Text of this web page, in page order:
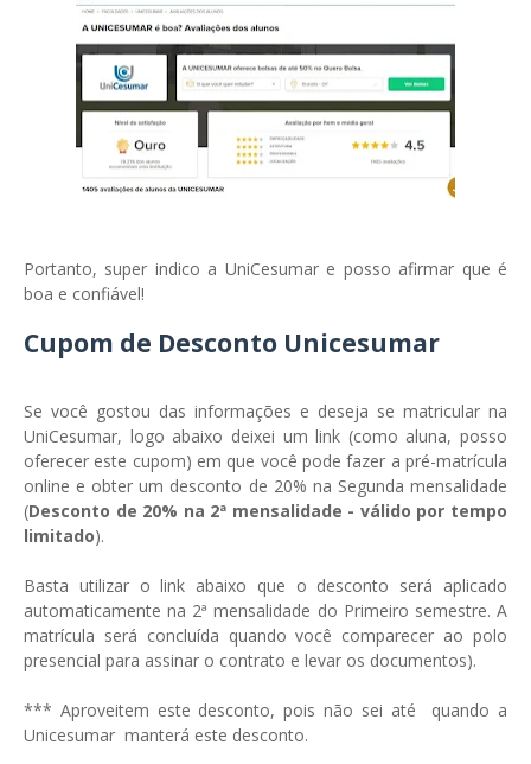
Portanto, super indico a UniCesumar e posso afirmar que é
boa e confiável!
Cupom de Desconto Unicesumar
Se você gostou das informações e deseja se matricular na
UniCesumar, logo abaixo deixei um link (como aluna, posso
oferecer este cupom) em que você pode fazer a pré-matrícula
online e obter um desconto de 20% na Segunda mensalidade
(Desconto de 20% na 2ª mensalidade - válido por tempo
limitado).
Basta utilizar o link abaixo que o desconto será aplicado
automaticamente na 2ª mensalidade do Primeiro semestre. A
matrícula será concluída quando você comparecer ao polo
presencial para assinar o contrato e levar os documentos).
*** Aproveitem este desconto, pois não sei até quando a
Unicesumar manterá este desconto.